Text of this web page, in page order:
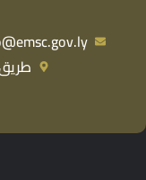
طريق 20 رمضان - طرابلس - ليبيا